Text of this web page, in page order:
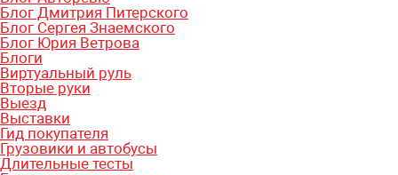
Блог Дмитрия Питерского
Блог Сергея Знаемского
Блог Юрия Ветрова
Блоги
Виртуальный руль
Вторые руки
Выезд
Выставки
Гид покупателя
Грузовики и автобусы
Длительные тесты